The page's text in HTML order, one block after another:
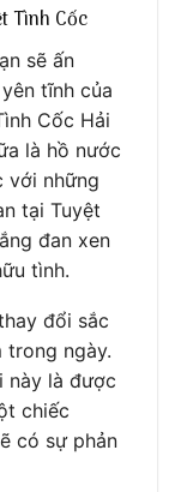
Tình Cốc
sẽ ấn
tĩnh của
Cốc Hải
là hồ nước
với những
tại Tuyệt
đan xen
tình.
đổi sắc
trong ngày.
này là được
chiếc
có sự phản